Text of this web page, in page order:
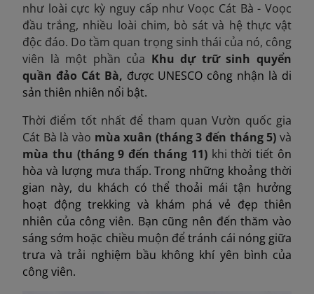
như loài cực kỳ nguy cấp như Voọc Cát Bà - Voọc
đầu trắng, nhiều loài chim, bò sát và hệ thực vật
độc đáo. Do tầm quan trọng sinh thái của nó, công
viên là một phần của Khu dự trữ sinh quyển
quần đảo Cát Bà, được UNESCO công nhận là di
sản thiên nhiên nổi bật.
Thời điểm tốt nhất để tham quan Vườn quốc gia
Cát Bà là vào mùa xuân (tháng 3 đến tháng 5) và
mùa thu (tháng 9 đến tháng 11) khi thời tiết ôn
hòa và lượng mưa thấp. Trong những khoảng thời
gian này, du khách có thể thoải mái tận hưởng
hoạt động trekking và khám phá vẻ đẹp thiên
nhiên của công viên. Bạn cũng nên đến thăm vào
sáng sớm hoặc chiều muộn để tránh cái nóng giữa
trưa và trải nghiệm bầu không khí yên bình của
công viên.